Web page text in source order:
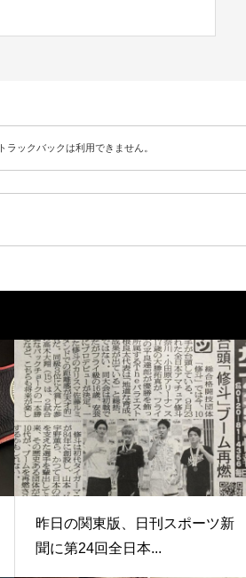
トラックバックは利用できません。
昨日の関東版、日刊スポーツ新
聞に第24回全日本...